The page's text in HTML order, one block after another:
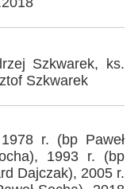
Szkwarek, ks.
Szkwarek
r. (bp Paweł
1993 r. (bp
Dajczak), 2005 r.